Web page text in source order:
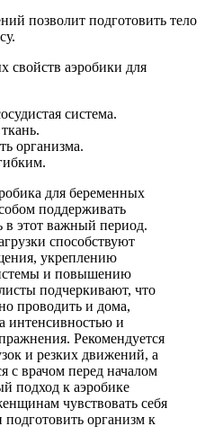
позволит подготовить тело
свойств аэробики для
система.
организма.
для беременных
поддерживать
в этот важный период.
способствуют
укреплению
и повышению
подчеркивают, что
проводить и дома,
интенсивностью и
Рекомендуется
и резких движений, а
с врачом перед началом
подход к аэробике
чувствовать себя
подготовить организм к